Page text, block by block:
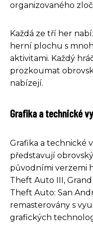
organizovaného
Každá ze tří her
herní plochu s
aktivitami. Každý
prozkoumat
nabízejí.
Grafika a technické
Grafika a technické
představují
původními verzemi
Theft Auto III,
Theft Auto: San
remasterovány s
grafických